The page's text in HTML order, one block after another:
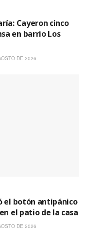
Cayeron cinco
en barrio Los
DE 2026
el botón antipánico
el patio de la casa
DE 2026